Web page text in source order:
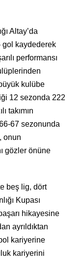
Altay’da
gol kaydederek
performansı
kulübe
12 sezonda 222
takımın
67 sezonunda
onun
gözler önüne
beş lig, dört
Kupası
hikayesine
ayrıldıktan
kariyerine
kariyerini